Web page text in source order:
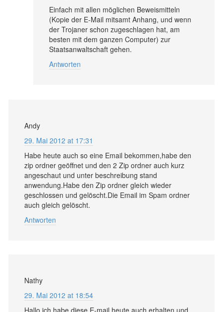
Einfach mit allen möglichen Beweismitteln
(Kopie der E-Mail mitsamt Anhang, und wenn
der Trojaner schon zugeschlagen hat, am
besten mit dem ganzen Computer) zur
Staatsanwaltschaft gehen.
Antworten
Andy
29. Mai 2012 at 17:31
Habe heute auch so eine Email bekommen,habe den
zip ordner geöffnet und den 2 Zip ordner auch kurz
angeschaut und unter beschreibung stand
anwendung.Habe den Zip ordner gleich wieder
geschlossen und gelöscht.Die Email im Spam ordner
auch gleich gelöscht.
Antworten
Nathy
29. Mai 2012 at 18:54
Hallo ich habe diese E-mail heute auch erhalten und